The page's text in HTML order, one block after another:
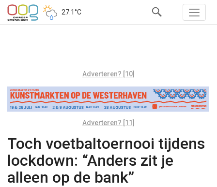
27.1°C
Adverteren? [10]
Adverteren? [11]
Toch voetbaltoernooi tijdens
lockdown: “Anders zit je
alleen op de bank”